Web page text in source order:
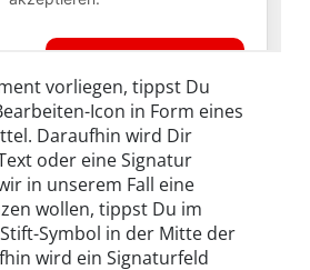
vorliegen, tippst Du
Icon in Form eines
Daraufhin wird Dir
oder eine Signatur
in unserem Fall eine
wollen, tippst Du im
Symbol in der Mitte der
wird ein Signaturfeld